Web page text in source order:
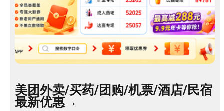
美团外卖/买药/团购/机票/酒店/民宿
最新优惠→